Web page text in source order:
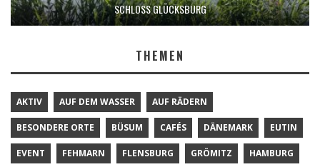
SCHLOSS GLÜCKSBURG
THEMEN
AKTIV AUF DEM WASSER AUF RÄDERN
BESONDERE ORTE BÜSUM CAFÉS DÄNEMARK EUTIN
EVENT FEHMARN FLENSBURG GRÖMITZ HAMBURG